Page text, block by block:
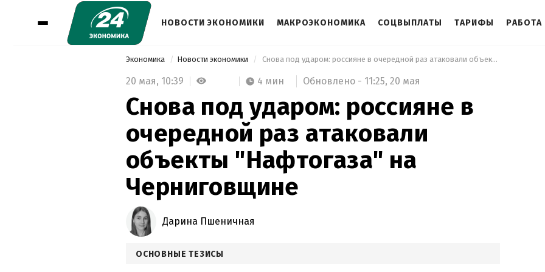
НОВОСТИ ЭКОНОМИКИ МАКРОЭКОНОМИКА СОЦВЫПЛАТЫ ТАРИФЫ РАБОТА
Экономика Новости экономики Снова под ударом: россияне в очередной раз атаковали объекты "Нафтогаза" на Черниговщине
20 мая, 10:39 4 мин Обновлено - 11:25, 20 мая
Снова под ударом: россияне в
очередной раз атаковали
объекты "Нафтогаза" на
Черниговщине
Дарина Пшеничная
ОСНОВНЫЕ ТЕЗИСЫ